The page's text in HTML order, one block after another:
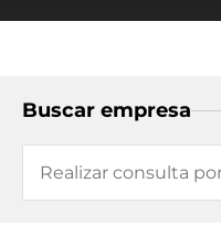
Buscar empresa